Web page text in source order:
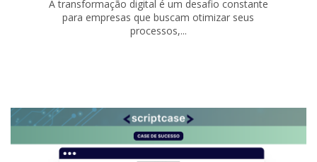
A transformação digital é um desafio constante
para empresas que buscam otimizar seus
processos,...